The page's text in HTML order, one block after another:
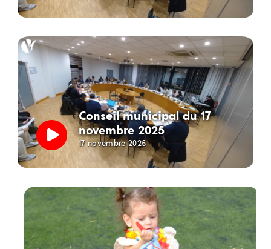
Conseil municipal du 17
novembre 2025
17 novembre 2025